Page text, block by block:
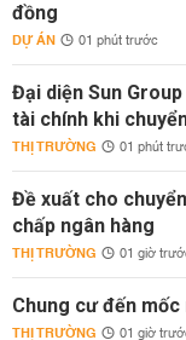
đồng
DỰ ÁN 01 phút trước
Đại diện Sun
tài chính khi
THỊ TRƯỜNG 01 phút
Đề xuất cho
chấp ngân hàng
THỊ TRƯỜNG 01 giờ
Chung cư đến
THỊ TRƯỜNG 01 giờ